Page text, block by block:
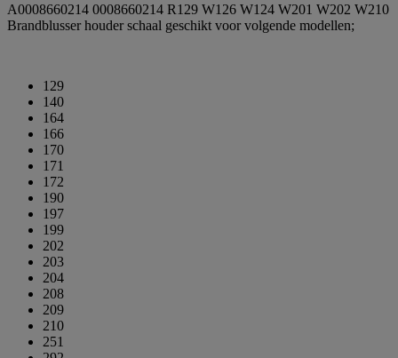
A0008660214 0008660214 R129 W126 W124 W201 W202 W210
Brandblusser houder schaal geschikt voor volgende modellen;
129
140
164
166
170
171
172
190
197
199
202
203
204
208
209
210
251